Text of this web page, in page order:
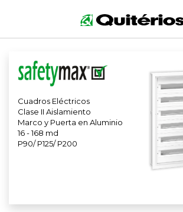
DISTRIBUCIÓN ELÉCTRICA
Cuadros Eléctricos
Clase II Aislamiento
Marco y Puerta en Aluminio
16 - 168 md
P90/ P125/ P200